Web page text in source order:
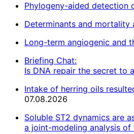
Phylogeny-aided detection
Determinants and mortality
Long-term angiogenic and
Briefing Chat:
Is DNA repair the secret to
Intake of herring oils
07.08.2026
Soluble ST2 dynamics are
a joint-modeling analysis of